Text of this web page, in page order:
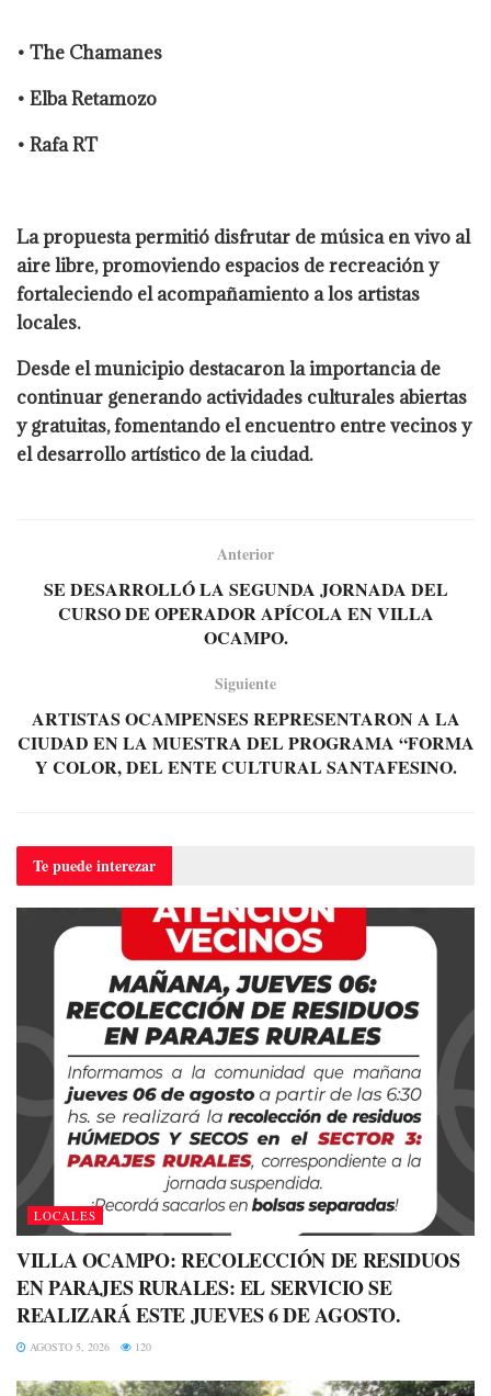
• The Chamanes
• Elba Retamozo
• Rafa RT
La propuesta permitió disfrutar de música en vivo al
aire libre, promoviendo espacios de recreación y
fortaleciendo el acompañamiento a los artistas
locales.
Desde el municipio destacaron la importancia de
continuar generando actividades culturales abiertas
y gratuitas, fomentando el encuentro entre vecinos y
el desarrollo artístico de la ciudad.
Anterior
SE DESARROLLÓ LA SEGUNDA JORNADA DEL
CURSO DE OPERADOR APÍCOLA EN VILLA
OCAMPO.
Siguiente
ARTISTAS OCAMPENSES REPRESENTARON A LA
CIUDAD EN LA MUESTRA DEL PROGRAMA “FORMA
Y COLOR, DEL ENTE CULTURAL SANTAFESINO.
Te puedeinterezar
LOCALES
VILLA OCAMPO: RECOLECCIÓN DE RESIDUOS
EN PARAJES RURALES: EL SERVICIO SE
REALIZARÁ ESTE JUEVES 6 DE AGOSTO.
AGOSTO 5, 2026 120